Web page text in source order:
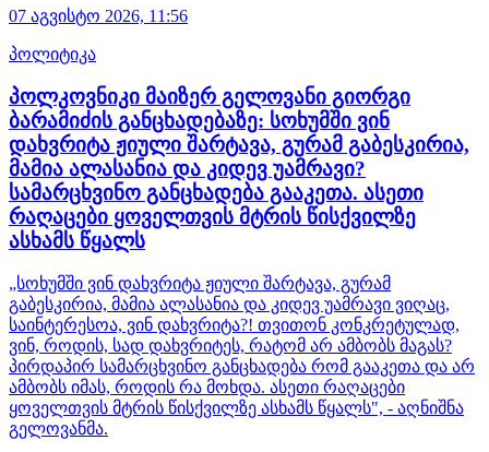
07 აგვისტო 2026, 11:56
პოლიტიკა
პოლკოვნიკი მაიზერ გელოვანი გიორგი
ბარამიძის განცხადებაზე: სოხუმში ვინ
დახვრიტა ჟიული შარტავა, გურამ გაბესკირია,
მამია ალასანია და კიდევ უამრავი?
სამარცხვინო განცხადება გააკეთა. ასეთი
რაღაცები ყოველთვის მტრის წისქვილზე
ასხამს წყალს
„სოხუმში ვინ დახვრიტა ჟიული შარტავა, გურამ
გაბესკირია, მამია ალასანია და კიდევ უამრავი ვიღაც,
საინტერესოა, ვინ დახვრიტა?! თვითონ კონკრეტულად,
ვინ, როდის, სად დახვრიტეს, რატომ არ ამბობს მაგას?
პირდაპირ სამარცხვინო განცხადება რომ გააკეთა და არ
ამბობს იმას, როდის რა მოხდა. ასეთი რაღაცები
ყოველთვის მტრის წისქვილზე ასხამს წყალს", - აღნიშნა
გელოვანმა.